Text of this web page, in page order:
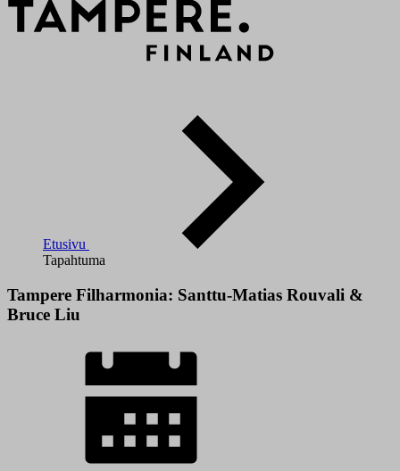
Etusivu
Tapahtuma
Tampere Filharmonia: Santtu-Matias Rouvali &
Bruce Liu